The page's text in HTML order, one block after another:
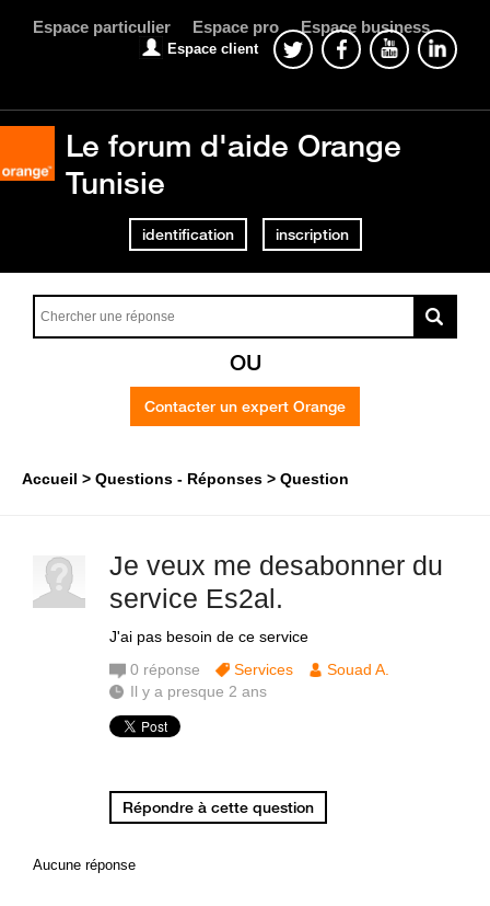
Espace particulier Espace pro Espace business
Espace client
Le forum d'aide Orange
Tunisie
identification inscription
OU
Contacter un expert Orange
Accueil Questions - Réponses Question
Je veux me desabonner du
service Es2al.
J'ai pas besoin de ce service
0 réponse Services
Souad A.
Il y a presque 2 ans
Répondre à cette question
Aucune réponse